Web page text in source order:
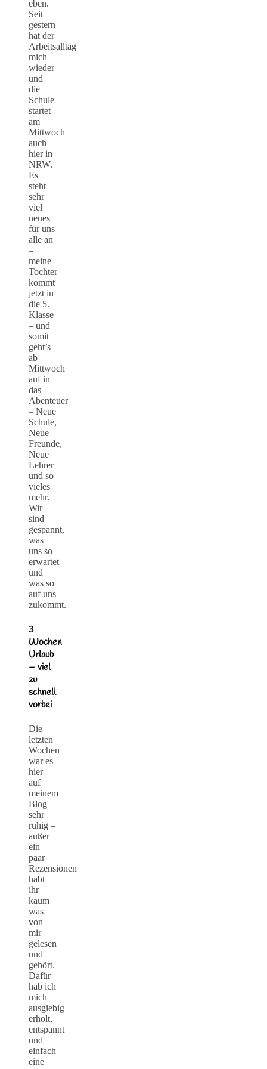
eben.
Seit
gestern
hat der
Arbeitsalltag
mich
wieder
und
die
Schule
startet
am
Mittwoch
auch
hier in
NRW.
Es
steht
sehr
viel
neues
für uns
alle an
–
meine
Tochter
kommt
jetzt in
die 5.
Klasse
– und
somit
geht’s
ab
Mittwoch
auf in
das
Abenteuer
– Neue
Schule,
Neue
Freunde,
Neue
Lehrer
und so
vieles
mehr.
Wir
sind
gespannt,
was
uns so
erwartet
und
was so
auf uns
zukommt.
3
Wochen
Urlaub
– viel
zu
schnell
vorbei
Die
letzten
Wochen
war es
hier
auf
meinem
Blog
sehr
ruhig –
außer
ein
paar
Rezensionen
habt
ihr
kaum
was
von
mir
gelesen
und
gehört.
Dafür
hab ich
mich
ausgiebig
erholt,
entspannt
und
einfach
eine